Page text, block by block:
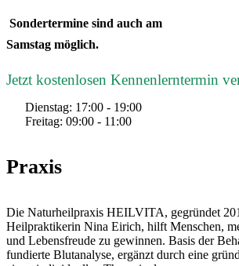
Sondertermine sind auch am
Samstag möglich.
Jetzt kostenlosen Kennenlerntermin
Dienstag: 17:00 - 19:00
Freitag: 09:00 - 11:00
Praxis
Die Naturheilpraxis HEILVITA, gegründet
Heilpraktikerin Nina Eirich, hilft Menschen,
und Lebensfreude zu gewinnen. Basis der
fundierte Blutanalyse, ergänzt durch eine